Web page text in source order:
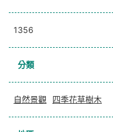
1356
分類
自然景觀 四季花草樹木